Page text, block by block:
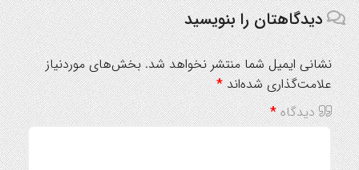
دیدگاهتان را بنویسید
نشانی ایمیل شما منتشر نخواهد شد. بخش‌های موردنیاز
علامت‌گذاری شده‌اند*
دیدگاه*